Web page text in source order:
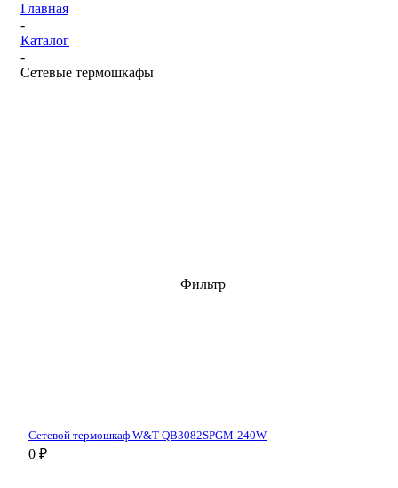
Главная
-
Каталог
-
Сетевые термошкафы
Фильтр
Сетевой термошкаф W&T-QB3082SPGM-240W
0 ₽